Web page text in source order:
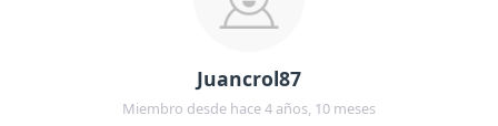
Juancrol87
Miembro desde hace 4 años, 10 meses